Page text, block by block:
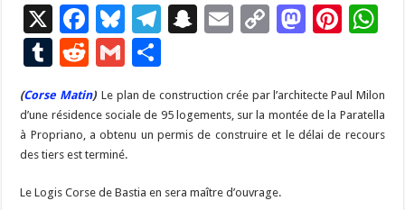
X
F
ac
e
b
o
o
k
Bl
u
es
ky
T
gr
a
S
p
c
at
E
l
C
y
Li
k
M
d
o
Pi
es
t
p
T
u
m
bl
r
R
e
d
di
t
G
m
ai
l
ta
g
(Corse Matin)Le plan de construction crée par l’architecte Paul Milon
d’une résidence sociale de 95 logements, sur la montée de la Paratella
à Propriano, a obtenu un permis de construire et le délai de recours
des tiers est terminé.
Le Logis Corse de Bastia en sera maître d’ouvrage.